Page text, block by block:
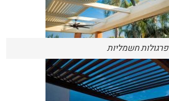
פרגולות חשמליות